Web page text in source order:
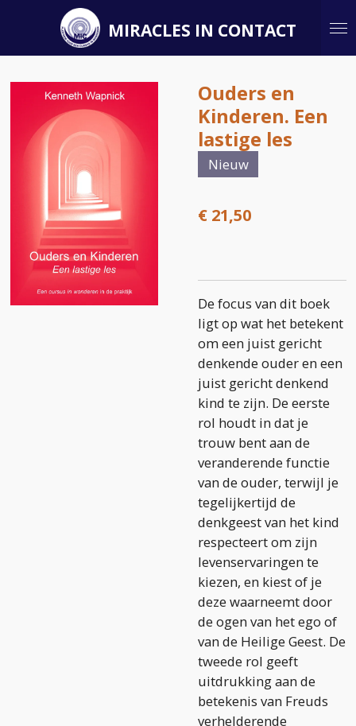
naar
hoofdinhoud
MIRACLES IN CONTACT
Ouders en
Kinderen. Een
lastige les
Nieuw
€ 21,50
De focus van dit boek
ligt op wat het betekent
om een juist gericht
denkende ouder en een
juist gericht denkend
kind te zijn. De eerste
rol houdt in dat je
trouw bent aan de
veranderende functie
van de ouder, terwijl je
tegelijkertijd de
denkgeest van het kind
respecteert om zijn
levenservaringen te
kiezen, en kiest of je
deze waarneemt door
de ogen van het ego of
van de Heilige Geest. De
tweede rol geeft
uitdrukking aan de
betekenis van Freuds
verhelderende